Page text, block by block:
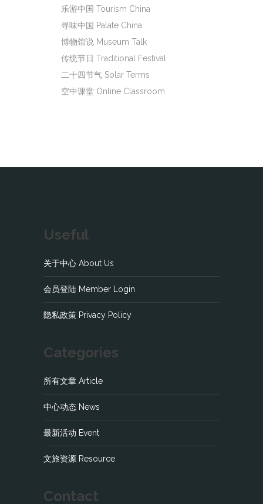
乐游中国 Tourism China
寻味中国 Palate China
博物馆说 Museum Talk
传统节日 Traditional Festival
二十四节气 Solar Terms
空中课堂 Online Classroom
Useful
关于中心 About Us
会员登陆 Member Login
隐私政策 Privacy Policy
Categories
所有文章 Article
中心动态 News
最新活动 Event
文旅资源 Resource
Contact